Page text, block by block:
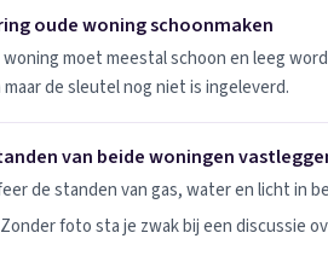
woning schoonmaken afvinken
oude woning schoonmaken
moet meestal schoon en leeg
de sleutel nog niet is ingeleverd.
van beide woningen vastleggen
van beide woningen
de standen van gas, water en licht in
Zonder foto sta je zwak bij een discussie